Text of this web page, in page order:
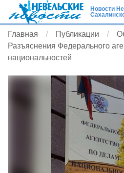
Новости
Главная Публикации
Разъяснения Федерального
национальностей